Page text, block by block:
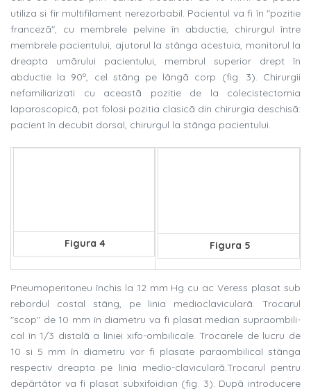
utiliza si fir multifilament nerezorbabil. Pacientul va fi în "pozitie
francezã", cu membrele pelvine în abductie, chirurgul între
membrele pacientului, ajutorul la stânga acestuia, monitorul la
dreapta umãrului pacientului, membrul superior drept în
abductie la 90º, cel stâng pe lângã corp (fig. 3). Chirurgii
nefamiliarizati cu aceastã pozitie de la colecistectomia
laparoscopicã, pot folosi pozitia clasicã din chirurgia deschisã:
pacient în decubit dorsal, chirurgul la stânga pacientului.
Figura 4 Figura 5
Pneumoperitoneu închis la 12 mm Hg cu ac Veress plasat sub
rebordul costal stâng, pe linia medioclavicularã. Trocarul
"scop" de 10 mm în diametru va fi plasat median supraombili-
cal în 1/3 distalã a liniei xifo-ombilicale. Trocarele de lucru de
10 si 5 mm în diametru vor fi plasate paraombilical stânga
respectiv dreapta pe linia medio-clavicularã.Trocarul pentru
depãrtãtor va fi plasat subxifoidian (fig. 3). Dupã introducere